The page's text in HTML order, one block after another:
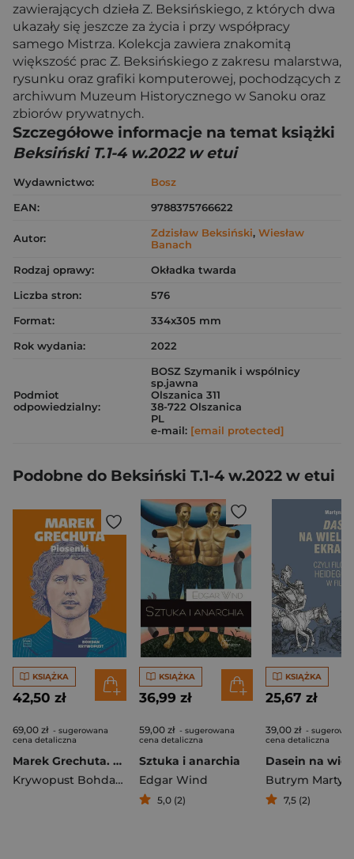
zawierających dzieła Z. Beksińskiego, z których dwa
ukazały się jeszcze za życia i przy współpracy
samego Mistrza. Kolekcja zawiera znakomitą
większość prac Z. Beksińskiego z zakresu malarstwa,
rysunku oraz grafiki komputerowej, pochodzących z
archiwum Muzeum Historycznego w Sanoku oraz
zbiorów prywatnych.
Szczegółowe informacje na temat książki
Beksiński T.1-4 w.2022 w etui
Wydawnictwo:
Bosz
EAN:
9788375766622
Autor: Zdzisław Beksiński, Wiesław
Banach
Rodzaj oprawy:
Okładka twarda
Liczba stron:
576
Format:
334x305 mm
Rok wydania:
2022
Podmiot
odpowiedzialny:
BOSZ Szymanik i wspólnicy
sp.jawna
Olszanica 311
38-722 Olszanica
PL
e-mail: [email protected]
Podobne do Beksiński T.1-4 w.2022 w etui
KSIĄŻKA
42,50 zł
69,00 zł - sugerowana
cena detaliczna
Marek Grechuta. Piosenki na głos, fortepian i gitarę
Krywopust Bohdan opracowanie
KSIĄŻKA
36,99 zł
59,00 zł - sugerowana
cena detaliczna
Sztuka i anarchia
Edgar Wind
5,0 (2)
KSIĄŻKA
25,67 zł
39,00 zł -
cena detaliczna
Butrym
7,5 (2)